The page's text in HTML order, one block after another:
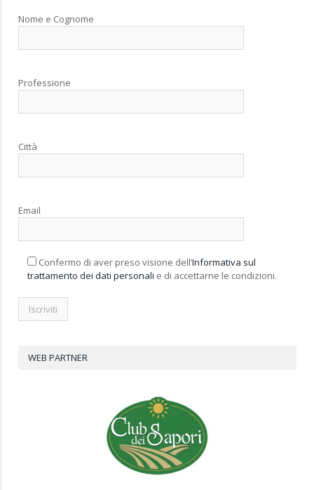
Nome e Cognome
Professione
Città
Email
Confermo di aver preso visione dell’Informativa sul
trattamento dei dati personali e di accettarne le condizioni.
WEB PARTNER